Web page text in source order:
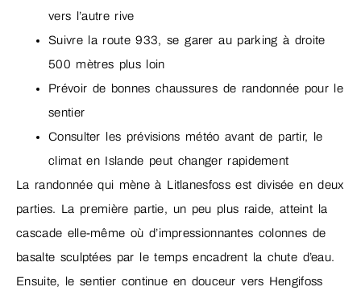
vers l’autre rive
Suivre la route 933, se garer au parking à droite
500 mètres plus loin
Prévoir de bonnes chaussures de randonnée pour le
sentier
Consulter les prévisions météo avant de partir, le
climat en Islande peut changer rapidement
La randonnée qui mène à Litlanesfoss est divisée en deux
parties. La première partie, un peu plus raide, atteint la
cascade elle-même où d’impressionnantes colonnes de
basalte sculptées par le temps encadrent la chute d’eau.
Ensuite, le sentier continue en douceur vers Hengifoss